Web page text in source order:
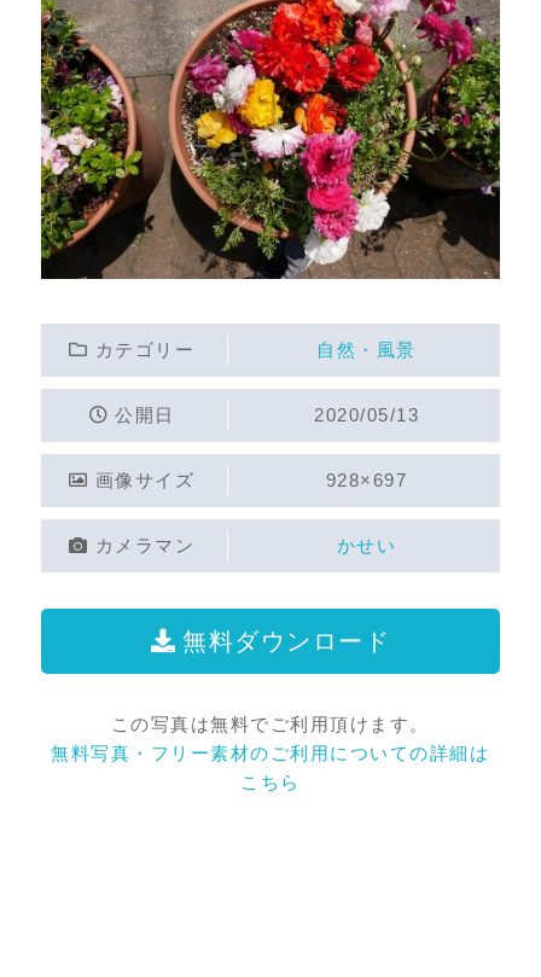
カテゴリー 自然・風景
公開日 2020/05/13
画像サイズ 928×697
カメラマン かせい
無料ダウンロード
この写真は無料でご利用頂けます。
無料写真・フリー素材のご利用についての詳細は
こちら